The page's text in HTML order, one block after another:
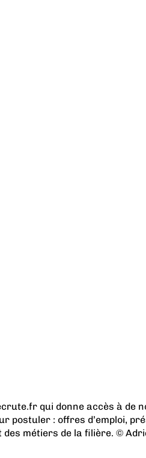
qui donne accès à de
postuler : offres d’emploi,
des métiers de la filière. ©